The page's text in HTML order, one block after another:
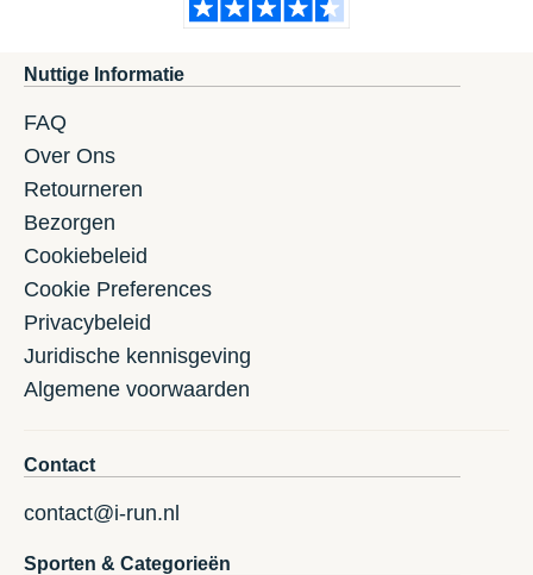
Nuttige Informatie
FAQ
Over Ons
Retourneren
Bezorgen
Cookiebeleid
Cookie Preferences
Privacybeleid
Juridische kennisgeving
Algemene voorwaarden
Contact
contact@i-run.nl
Sporten & Categorieën